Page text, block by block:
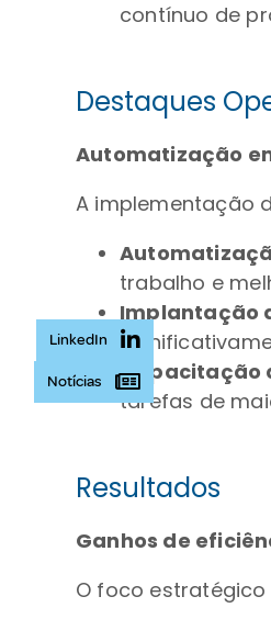
contínuo de
Destaques
Automatização
A implementação
trabalho e
Implantação
Capacitação
tarefas de
Resultados
Ganhos de
O foco
LinkedIn
Notícias